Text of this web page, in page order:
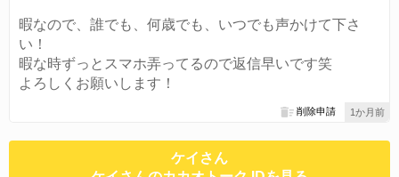
暇なので、誰でも、何歳でも、いつでも声かけて下さ
い！
暇な時ずっとスマホ弄ってるので返信早いです笑
よろしくお願いします！
1か月前
削除申請
ケイさん